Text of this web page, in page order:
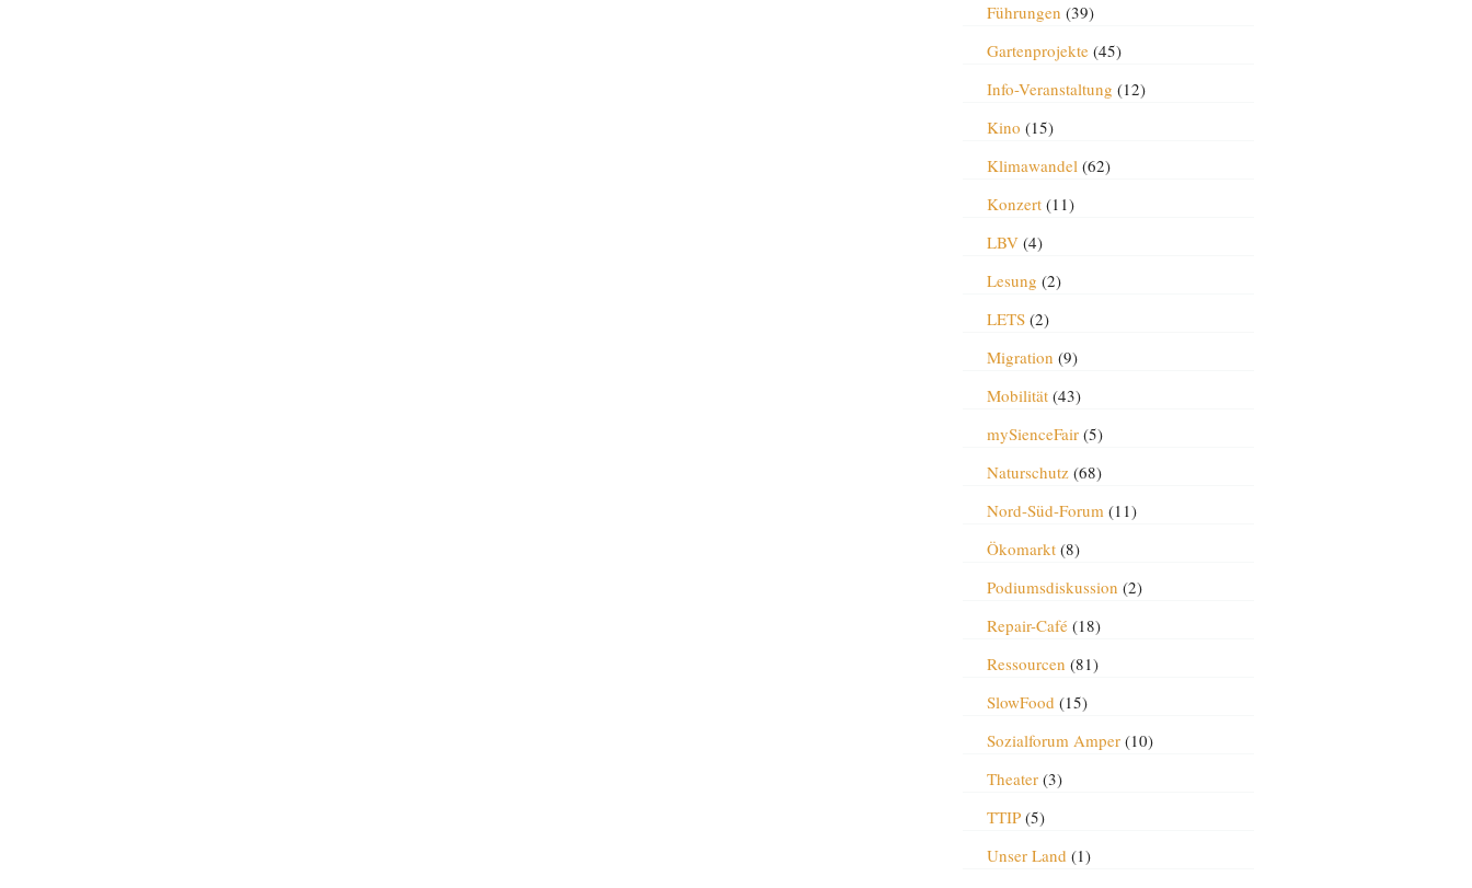
Führungen (39)
Gartenprojekte(45)
Info-Veranstaltung (12)
Kino (15)
Klimawandel(62)
Konzert(11)
LBV(4)
Lesung (2)
LETS(2)
Migration (9)
Mobilität(43)
mySienceFair(5)
Naturschutz(68)
Nord-Süd-Forum(11)
Ökomarkt(8)
Podiumsdiskussion (2)
Repair-Café(18)
Ressourcen (81)
SlowFood (15)
Sozialforum Amper(10)
Theater(3)
TTIP(5)
Unser Land (1)